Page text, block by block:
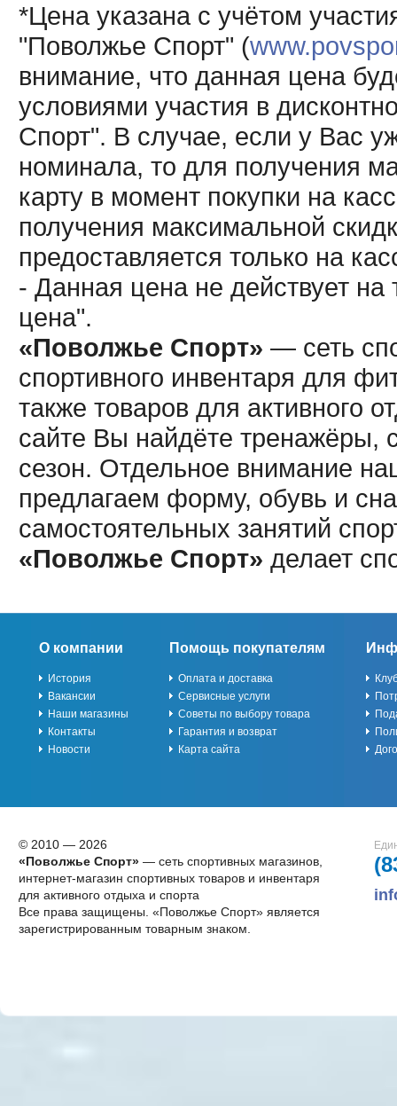
*Цена указана с учётом
"Поволжье Спорт" (
внимание, что данная цена
условиями участия в
Спорт". В случае, если у Вас
номинала, то для получения
карту в момент покупки на
получения максимальной
предоставляется только на
- Данная цена не действует
цена".
«Поволжье Спорт» — сеть
спортивного инвентаря для
также товаров для активного
сайте Вы найдёте тренажёры,
сезон. Отдельное внимание
предлагаем форму, обувь и
самостоятельных занятий
«Поволжье Спорт» делает
О компании
История
Вакансии
Наши магазины
Контакты
Новости
Помощь покупателям
Оплата и доставка
Сервисные услуги
Советы по выбору товара
Гарантия и возврат
Карта сайта
© 2010 — 2026
«Поволжье Спорт»— сеть спортивных магазинов,
интернет-магазин спортивных товаров и инвентаря
для активного отдыха и спорта
Все права защищены. «Поволжье Спорт» является
зарегистрированным товарным знаком.